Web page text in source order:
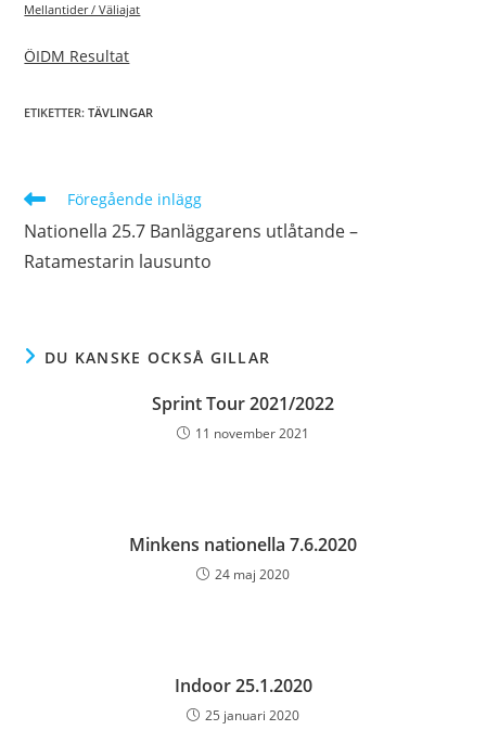
Mellantider / Väliajat
ÖIDM Resultat
ETIKETTER:TÄVLINGAR
Läs
artiklar
Föregående inlägg
Nationella 25.7 Banläggarens utlåtande –
Ratamestarin lausunto
DU KANSKE OCKSÅ GILLAR
Sprint Tour 2021/2022
11 november 2021
Minkens nationella 7.6.2020
24 maj 2020
Indoor 25.1.2020
25 januari 2020